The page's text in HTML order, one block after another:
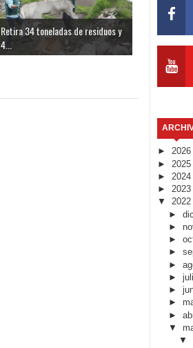
Retira 34 toneladas de residuos y
4...
► 2026
► 2025
► 2024
► 2023
▼ 2022
►
►
►
►
►
►
►
►
►
▼
▼